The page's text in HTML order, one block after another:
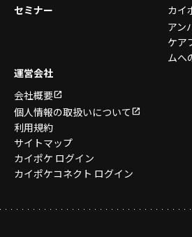
セミナー
カイ
アン
ケア
ムへ
運営会社
会社概要
個人情報の取扱いについて
利用規約
サイトマップ
カイポケ ログイン
カイポケコネクト ログイン